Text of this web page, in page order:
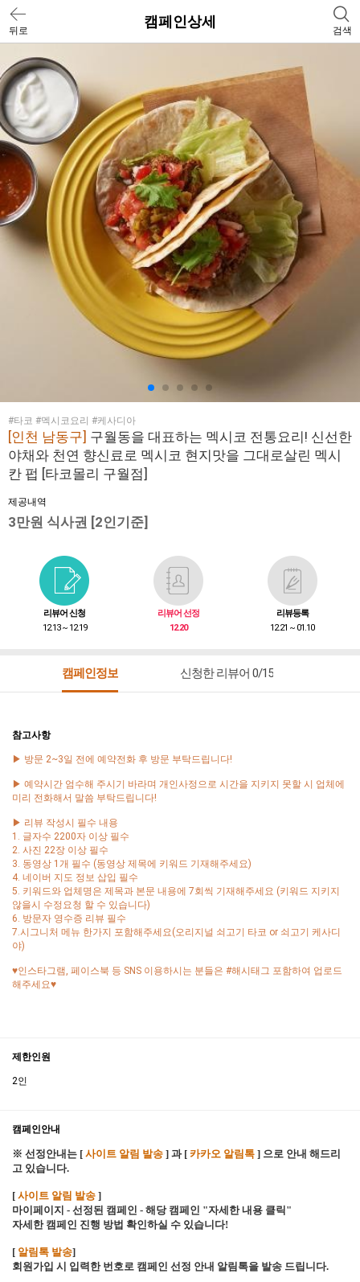
뒤로
캠페인상세
검색
#타코 #멕시코요리 #케사디아
[인천 남동구] 구월동을 대표하는 멕시코 전통요리! 신선한
야채와 천연 향신료로 멕시코 현지맛을 그대로살린 멕시
칸 펍 [타코몰리 구월점]
제공내역
3만원 식사권 [2인기준]
리뷰어 신청
12.13 ~ 12.19
리뷰어 선정
12.20
리뷰등록
12.21 ~ 01.10
캠페인정보 신청한 리뷰어 0/15
참고사항
▶ 방문 2~3일 전에 예약전화 후 방문 부탁드립니다!
▶ 예약시간 엄수해 주시기 바라며 개인사정으로 시간을 지키지 못할 시 업체에
미리 전화해서 말씀 부탁드립니다!
▶ 리뷰 작성시 필수 내용
1. 글자수 2200자 이상 필수
2. 사진 22장 이상 필수
3. 동영상 1개 필수 (동영상 제목에 키워드 기재해주세요)
4. 네이버 지도 정보 삽입 필수
5. 키워드와 업체명은 제목과 본문 내용에 7회씩 기재해주세요 (키워드 지키지
않을시 수정요청 할 수 있습니다)
6. 방문자 영수증 리뷰 필수
7.시그니처 메뉴 한가지 포함해주세요(오리지널 쇠고기 타코 or 쇠고기 케사디
야)
♥인스타그램, 페이스북 등 SNS 이용하시는 분들은 #해시태그 포함하여 업로드
해주세요♥
제한인원
2인
캠페인안내
※ 선정안내는 [ 사이트 알림 발송 ] 과 [ 카카오 알림톡 ] 으로 안내 해드리
고 있습니다.
[ 사이트 알림 발송 ]
마이페이지 - 선정된 캠페인 - 해당 캠페인 "자세한 내용 클릭"
자세한 캠페인 진행 방법 확인하실 수 있습니다!
[ 알림톡 발송]
회원가입 시 입력한 번호로 캠페인 선정 안내 알림톡을 발송 드립니다.